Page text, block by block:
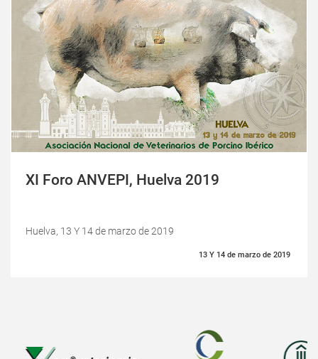
XI Foro ANVEPI, Huelva 2019
Huelva, 13 Y 14 de marzo de 2019
13 Y 14 de marzo de 2019